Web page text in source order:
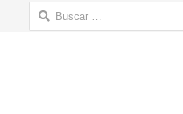
Buscar: